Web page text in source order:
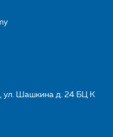
ул. Шашкина д. 24 БЦ K